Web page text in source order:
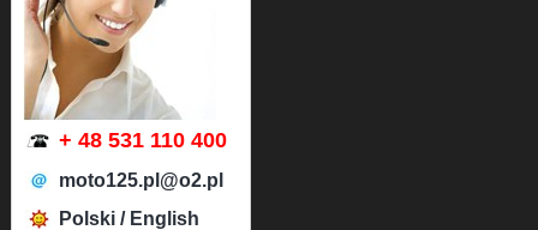
+ 48 531 110 400
moto125.pl@o2.pl
Polski / English